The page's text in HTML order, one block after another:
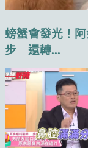
螃蟹會發光！
步 還轉...